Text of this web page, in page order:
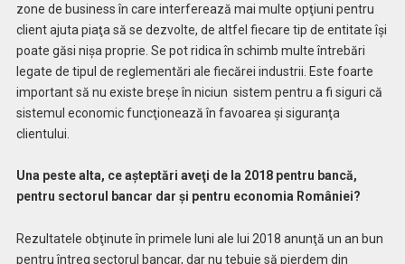
zone de business în care interferează mai multe opţiuni pentru
client ajuta piaţa să se dezvolte, de altfel fiecare tip de entitate îşi
poate găsi nişa proprie. Se pot ridica în schimb multe întrebări
legate de tipul de reglementări ale fiecărei industrii. Este foarte
important să nu existe breşe în niciun sistem pentru a fi siguri că
sistemul economic funcţionează în favoarea şi siguranţa
clientului.
Una peste alta, ce aşteptări aveţi de la 2018 pentru bancă,
pentru sectorul bancar dar şi pentru economia României?
Rezultatele obţinute în primele luni ale lui 2018 anunţă un an bun
pentru întreg sectorul bancar, dar nu tebuie să pierdem din